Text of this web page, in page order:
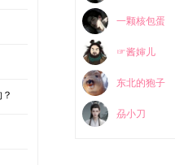
一颗核包蛋
☞酱婶儿
东北的狍子
刕小刀